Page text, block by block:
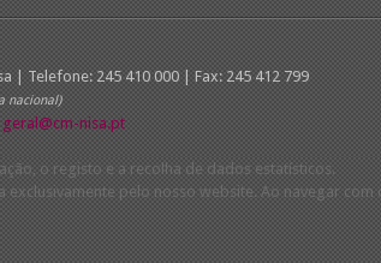
| Telefone: 245 410 000 | Fax: 245 412 799
nacional)
geral@cm-nisa.pt
o registo e a recolha de dados estatísticos.
pelo nosso website. Ao navegar com